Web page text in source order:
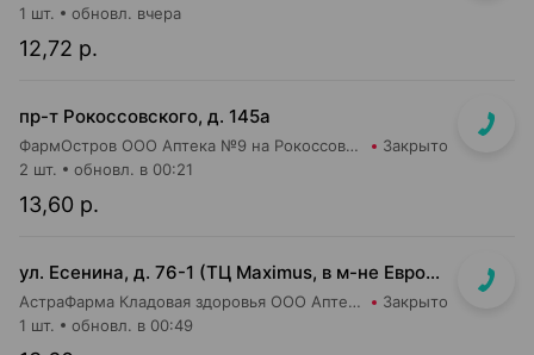
12,72 р.
1 шт. обновл. вчера
пр-т Рокоссовского, д. 145а
ФармОстров ООО Аптека №9 на Рокоссовского Закрыто
13,60 р.
2 шт. обновл. в 00:21
ул. Есенина, д. 76-1 (ТЦ Maximus, в м-не Евроопт Super)
АстраФарма Кладовая здоровья ООО Аптека №9 Закрыто
1 шт. обновл. в 00:49